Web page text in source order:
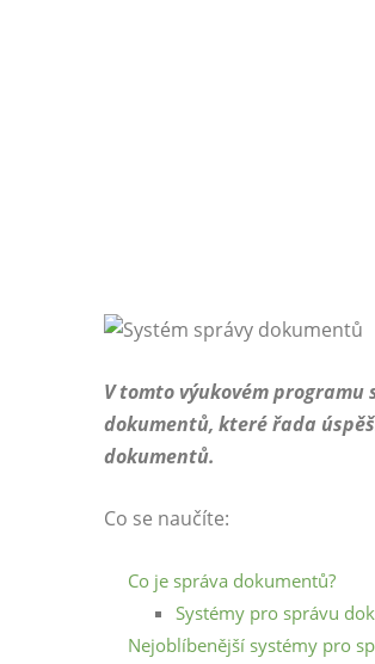
V tomto výukovém
dokumentů, které řada
dokumentů.
Co se naučíte:
Co je správa dokumentů?
Systémy pro správu
Nejoblíbenější systémy pro